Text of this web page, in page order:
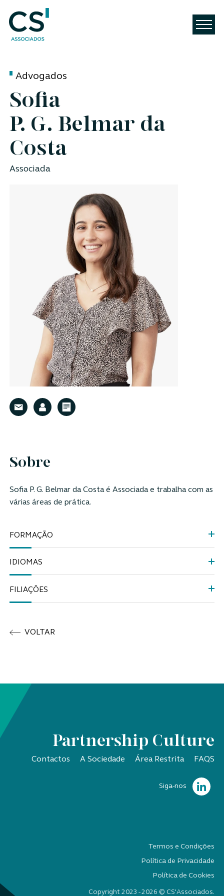
Advogados
Sofia
P. G. Belmar da
Costa
Associada
Sobre
Sofia P. G. Belmar da Costa é Associada e trabalha com as
várias áreas de prática.
FORMAÇÃO
IDIOMAS
FILIAÇÕES
VOLTAR
Partnership Culture
Contactos A Sociedade Área Restrita FAQS
Siga-nos
Termos e Condições
Política de Privacidade
Política de Cookies
Copyright 2023 - 2026 © CS'Associados.